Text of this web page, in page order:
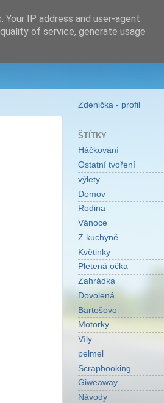
Zdenička - profil
ŠTÍTKY
Háčkování
Ostatní tvoření
výlety
Domov
Rodina
Vánoce
Z kuchyně
Květinky
Pletená očka
Zahrádka
Dovolená
Bartošovo
Motorky
Víly
pelmel
Scrapbooking
Giweaway
Návody
IP address and user-agent
of service, generate usage